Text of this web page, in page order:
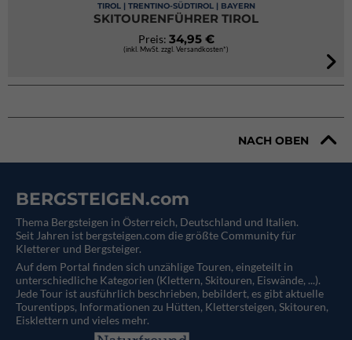
TIROL | TRENTINO-SÜDTIROL | BAYERN
SKITOURENFÜHRER TIROL
Preis: 34,95 €
(inkl. MwSt. zzgl. Versandkosten*)
NACH OBEN
BERGSTEIGEN.com
Thema Bergsteigen in Österreich, Deutschland und Italien.
Seit Jahren ist bergsteigen.com die größte Community für
Kletterer und Bergsteiger.
Auf dem Portal finden sich unzählige Touren, eingeteilt in
unterschiedliche Kategorien (Klettern, Skitouren, Eiswände, ...).
Jede Tour ist ausführlich beschrieben, bebildert, es gibt aktuelle
Tourentipps, Informationen zu Hütten, Klettersteigen, Skitouren,
Eisklettern und vieles mehr.